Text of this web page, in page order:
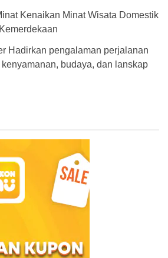
Kenaikan Minat Wisata Domestik
Hadirkan pengalaman perjalanan
budaya, dan lanskap